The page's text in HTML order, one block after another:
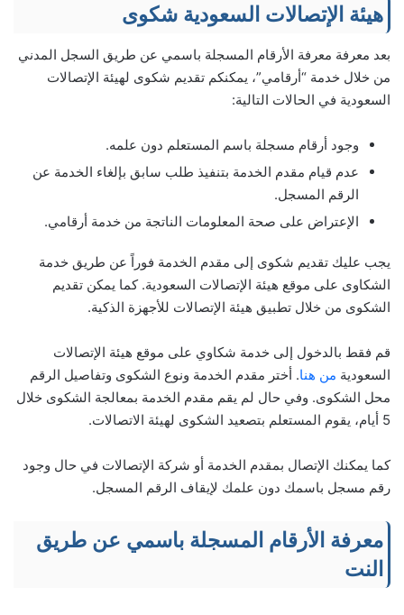
هيئة الإتصالات السعودية شكوى
بعد معرفة معرفة الأرقام المسجلة باسمي عن طريق السجل المدني
من خلال خدمة “أرقامي”، يمكنكم تقديم شكوى لهيئة الإتصالات
السعودية في الحالات التالية:
وجود أرقام مسجلة باسم المستعلم دون علمه.
عدم قيام مقدم الخدمة بتنفيذ طلب سابق بإلغاء الخدمة عن
الرقم المسجل.
الإعتراض على صحة المعلومات الناتجة من خدمة أرقامي.
يجب عليك تقديم شكوى إلى مقدم الخدمة فوراً عن طريق خدمة
الشكاوى على موقع هيئة الإتصالات السعودية. كما يمكن تقديم
الشكوى من خلال تطبيق هيئة الإتصالات للأجهزة الذكية.
قم فقط بالدخول إلى خدمة شكاوي على موقع هيئة الإتصالات
السعودية من هنا. أختر مقدم الخدمة ونوع الشكوى وتفاصيل الرقم
محل الشكوى. وفي حال لم يقم مقدم الخدمة بمعالجة الشكوى خلال
5 أيام، يقوم المستعلم بتصعيد الشكوى لهيئة الاتصالات.
كما يمكنك الإتصال بمقدم الخدمة أو شركة الإتصالات في حال وجود
رقم مسجل باسمك دون علمك لإيقاف الرقم المسجل.
معرفة الأرقام المسجلة باسمي عن طريق
النت